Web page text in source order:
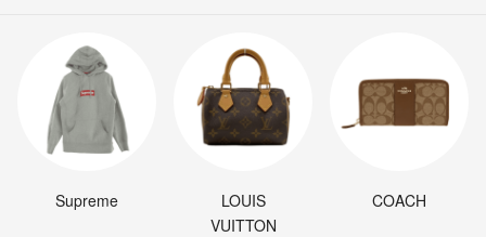
Supreme
LOUIS
VUITTON
COACH